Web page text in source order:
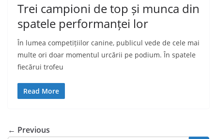
Trei campioni de top și munca din
spatele performanței lor
În lumea competițiilor canine, publicul vede de cele mai
multe ori doar momentul urcării pe podium. În spatele
fiecărui trofeu
Read More
← Previous